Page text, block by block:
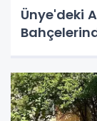
Ünye'deki